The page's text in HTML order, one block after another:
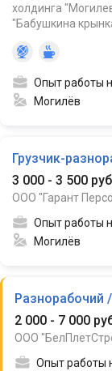
холдинга
"Бабушкина
Опыт работы
Могилёв
Грузчик-
3 000 - 3 500
ООО "Гарант
Опыт работы
Могилёв
Разнорабочий
2 000 - 7 000
ООО
Опыт работы